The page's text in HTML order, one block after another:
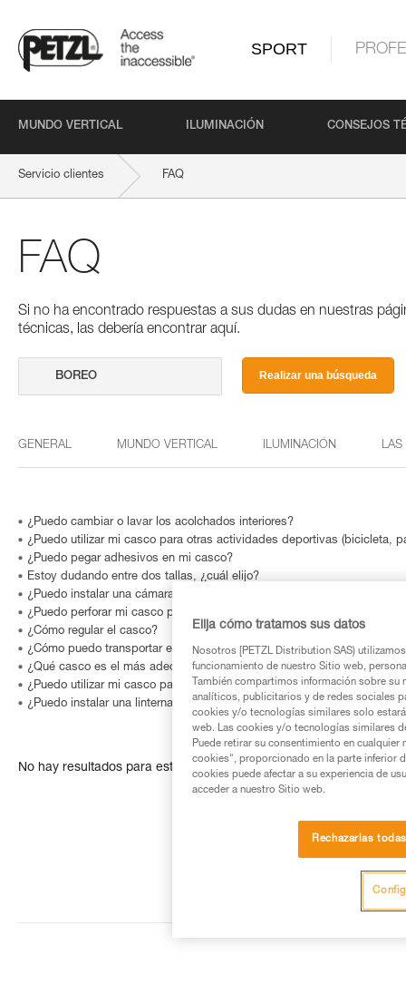
SPORT
MUNDO VERTICAL ILUMINACIÓN CONSEJOS
Servicio clientes FAQ
FAQ
Si no ha encontrado respuestas a sus dudas en nuestras
técnicas, las debería encontrar aquí.
Realizar una búsqueda
GENERAL MUNDO VERTICAL ILUMINACIÓN LAS
¿Puedo cambiar o lavar los acolchados interiores?
¿Puedo utilizar mi casco para otras actividades deportivas (bicicleta,
¿Puedo pegar adhesivos en mi casco?
Estoy dudando entre dos tallas, ¿cuál elijo?
¿Puedo instalar una cámara tipo GoPro en mi casco?
¿Puedo perforar mi casco para instalar una linterna frontal o pletina
¿Cómo regular el casco?
¿Cómo puedo transportar el casco sin dañarlo?
¿Qué casco es el más adecuado para los cabellos largos?
¿Puedo utilizar mi casco para una utilización profesional?
¿Puedo instalar una linterna frontal en mi casco?
No hay resultados para esta búsqueda
Elija cómo tratamos sus datos
Nosotros [PETZL Distribution SAS)
funcionamiento de nuestro Sitio web,
También compartimos información sobre
analíticos, publicitarios y de redes sociales
cookies y/o tecnologías similares solo
web. Las cookies y/o tecnologías similares
Puede retirar su consentimiento en
cookies", proporcionado en la parte inferior
cookies puede afectar a su experiencia de
acceder a nuestro Sitio web.
Rechazarlas